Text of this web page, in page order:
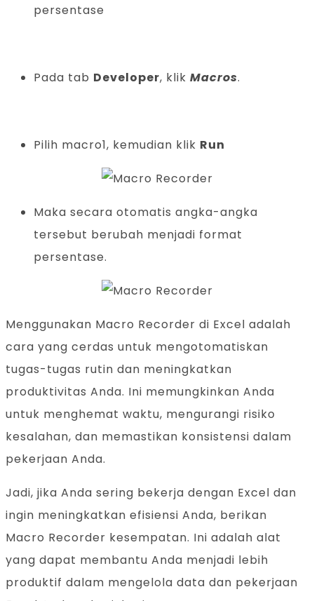
persentase
Pada tab Developer, klik Macros.
Pilih macro1, kemudian klik Run
Maka secara otomatis angka-angka
tersebut berubah menjadi format
persentase.
Menggunakan Macro Recorder di Excel adalah
cara yang cerdas untuk mengotomatiskan
tugas-tugas rutin dan meningkatkan
produktivitas Anda. Ini memungkinkan Anda
untuk menghemat waktu, mengurangi risiko
kesalahan, dan memastikan konsistensi dalam
pekerjaan Anda.
Jadi, jika Anda sering bekerja dengan Excel dan
ingin meningkatkan efisiensi Anda, berikan
Macro Recorder kesempatan. Ini adalah alat
yang dapat membantu Anda menjadi lebih
produktif dalam mengelola data dan pekerjaan